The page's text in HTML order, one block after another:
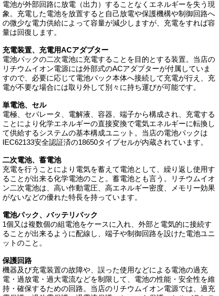
電池が外部回路に放電（出力）することなくエネルギーを失う現
象。充電した電池を放置すると自己放電や保護機構や制御回路へ
の微少な電力供給によって容量が減少しますが、充電をすれば容
量は回復します。
充電装置、充電用ACアダプター
電池パックの二次電池に充電することを目的とする装置。当店の
リチウムイオン電源には外部式のACアダプターが付属していま
すので、必要に応じて電池パック本体へ接続して充電が行え、充
電が不要な場合には取り外して別々に持ち運びが可能です。
単電池、セル
電極、セパレータ、電解液、容器、端子から構成され、充電する
ことにより化学エネルギーの直接変換で電気エネルギーに転換し
て供給するシステムの基本構成ユニット。当店の電池パックは
IEC62133安全認証済の18650タイプセルが内蔵されています。
二次電池、蓄電池
充電を行うことにより電気を蓄えて電池として、繰り返し使用す
ることが出来る化学電池のこと。蓄電池とも言う。リチウムイオ
ン二次電池は、高い作動電圧、高エネルギー密度、メモリー効果
がないなどの優れた特長を持っています。
電池パック、バッテリパック
1個又は複数個の組電池をケースに入れ、外部と電気的に接続す
ることが出来るように配線し、端子や制御回路を設けた電池ユニ
ットのこと。
保護回路
機器及び充電装置の故障や、誤った使用などによる電池の過充
電・過放電・過大電流などを制限して、電池の性能・安全性を維
持・確保するための回路。当店のリチウムイオン電源では、過充